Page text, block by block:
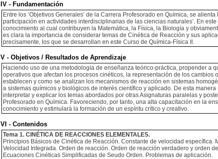
IV - Fundamentación
Entre los ‘Objetivos Generales’ de la Carrera Profesorado en Química, se
participación en actividades interdisciplinarias de las ciencias naturales’. En
conocimiento al cual contribuyen la Matemática, la Física, la Biología y
es clara la importancia de considerar temas de Cinética de Reacción y sus
precisamente, los que se desarrollan en este Curso de Química-Física II.
V - Objetivos / Resultados de Aprendizaje
Haciendo uso de una metodología de enseñanza teórico-práctica, propender a
operativos que afectan los procesos cinéticos, la representación de los
establecen y como se analizan los mecanismos de reacción en sistemas
a sistemas químicos y biológicos de interés científico y aplicado. De esta
interpretar y explicar los temas abordados por otras Asignaturas paralelas y
Profesorado en Química. Favoreciendo, por tanto, una alta capacitación en la
conocimiento y estimulará la formación de un espíritu crítico y creativo.
VI - Contenidos
Tema 1. CINÉTICA DE REACCIONES ELEMENTALES.
Principios Básicos de Cinética de Reacción. Constante de velocidad
Velocidad Integrada. Orden de reacción. Orden de reacción verdadero y orden
Ecuaciones Cinéticas Simplificadas de Seudo Orden. Problemas de aplicación.